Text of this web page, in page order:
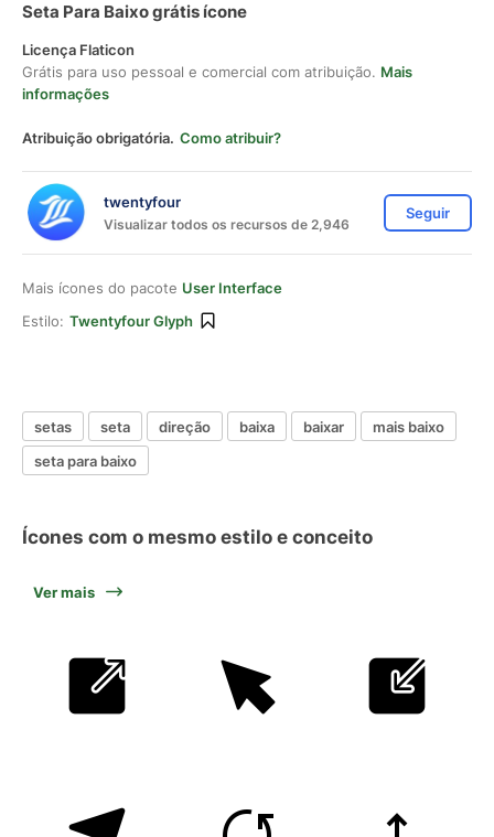
Seta Para Baixo grátis ícone
Licença Flaticon
Grátis para uso pessoal e comercial com atribuição. Mais
informações
Atribuição obrigatória. Como atribuir?
twentyfour
Visualizar todos os recursos de 2,946
Seguir
Mais ícones do pacote User Interface
Estilo: Twentyfour Glyph
setas seta direção baixa baixar
mais baixo
seta para baixo
Ícones com o mesmo estilo e conceito
Ver mais